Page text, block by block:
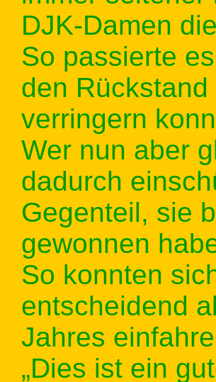
DJK-Damen
So passierte
den
verringern
Wer nun aber
dadurch
Gegenteil, sie
gewonnen
So konnten
entscheidend
Jahres
„Dies ist ein